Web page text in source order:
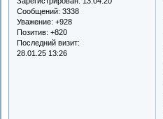
Сообщений: 3338
Уважение: +928
Позитив: +820
Последний визит:
28.01.25 13:26